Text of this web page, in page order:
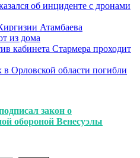
об инциденте с дронами
Атамбаева
из дома
кабинета Стармера проходит
Орловской области погибли
закон о
обороной Венесуэлы